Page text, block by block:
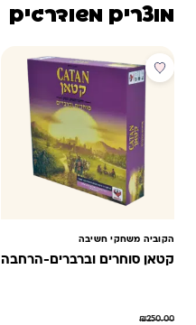
מוצרים משודרגים
מבצע
הקוביה משחקי חשיבה
קטאן סוחרים וברברים-הרחבה
₪250.00